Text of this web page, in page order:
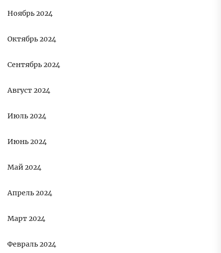
Ноябрь 2024
Октябрь 2024
Сентябрь 2024
Август 2024
Июль 2024
Июнь 2024
Май 2024
Апрель 2024
Март 2024
Февраль 2024